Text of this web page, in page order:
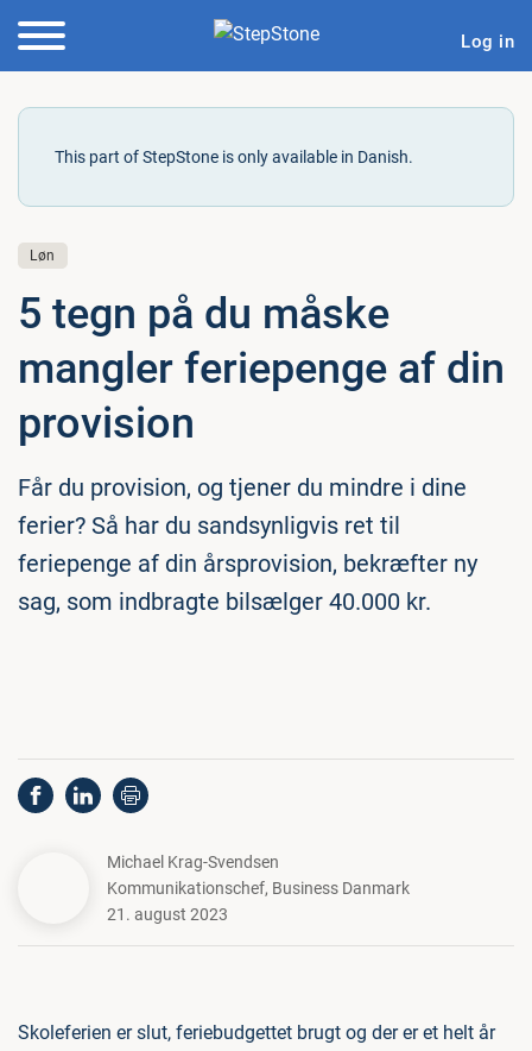
Log in
This part of StepStone is only available in Danish.
Løn
5 tegn på du måske
mangler fe­ri­e­pen­ge af din
provision
Får du provision, og tjener du mindre i dine
ferier? Så har du sandsynligvis ret til
feriepenge af din årsprovision, bekræfter ny
sag, som indbragte bilsælger 40.000 kr.
Michael Krag-Svendsen
Kommunikationschef, Business Danmark
21. august 2023
Skoleferien er slut, feriebudgettet brugt og der er et helt år